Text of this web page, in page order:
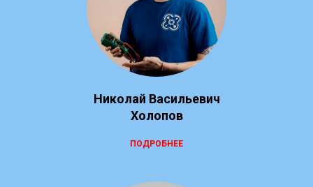
Николай Васильевич
Холопов
ПОДРОБНЕЕ